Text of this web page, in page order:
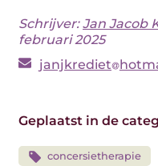
Schrijver:Jan Jacob
februari 2025
janjkrediet
Geplaatst in de
concersietherapie